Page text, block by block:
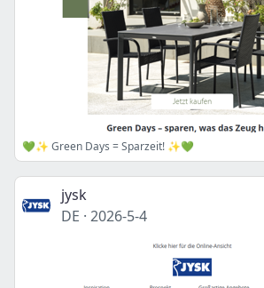
💚✨ Green Days = Sparzeit! ✨💚
jysk
DE · 2026-5-4